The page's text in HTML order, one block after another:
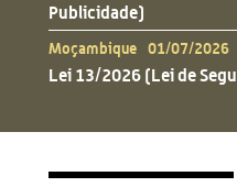
Publicidade)
Moçambique 01/07/2026
Lei 13/2026 (Lei de